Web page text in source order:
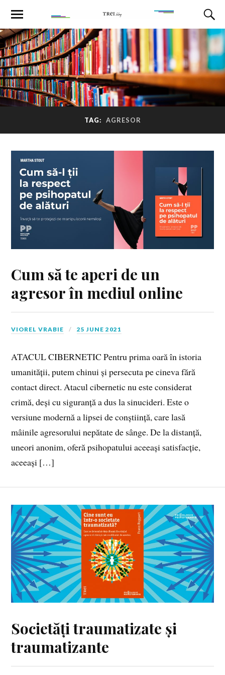
TAG: AGRESOR
Cum să te aperi de un
agresor în mediul online
VIOREL VRABIE 25 JUNE 2021
ATACUL CIBERNETIC Pentru prima oară în istoria
umanității, putem chinui și persecuta pe cineva fără
contact direct. Atacul cibernetic nu este considerat
crimă, deși cu siguranță a dus la sinucideri. Este o
versiune modernă a lipsei de conștiință, care lasă
mâinile agresorului nepătate de sânge. De la distanță,
uneori anonim, oferă psihopatului aceeași satisfacție,
aceeași […]
Societăți traumatizate și
traumatizante